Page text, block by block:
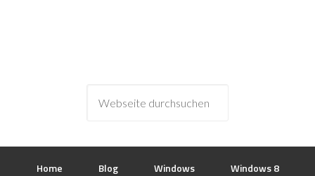
Home Blog Windows Windows 8